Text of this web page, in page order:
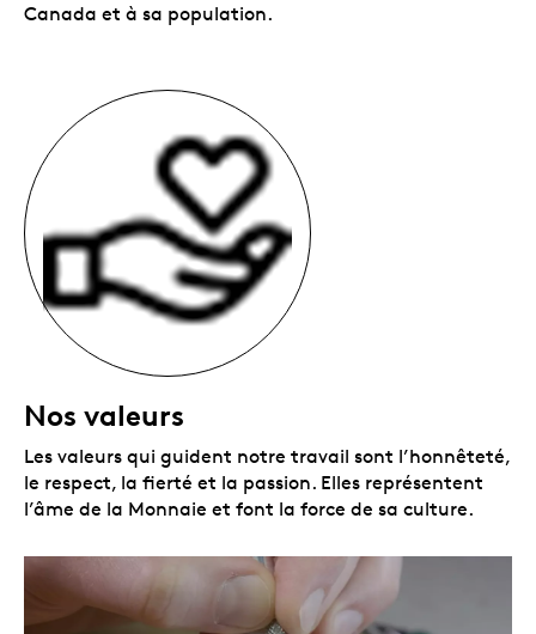
Canada et à sa population.
Nos valeurs
Les valeurs qui guident notre travail sont l’honnêteté,
le respect, la fierté et la passion. Elles représentent
l’âme de la Monnaie et font la force de sa culture.